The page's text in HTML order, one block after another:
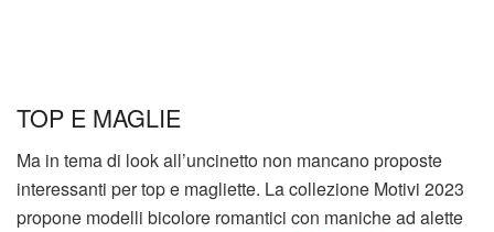
TOP E MAGLIE
Ma in tema di look all’uncinetto non mancano proposte
interessanti per top e magliette. La collezione Motivi 2023
propone modelli bicolore romantici con maniche ad alette